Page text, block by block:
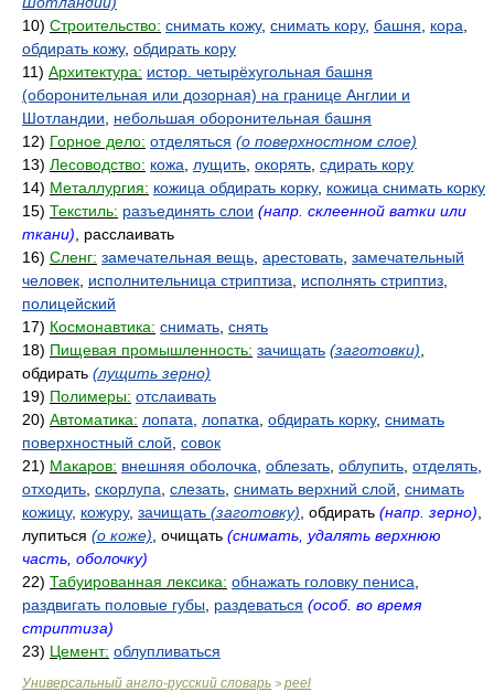
10) Строительство: снимать кожу, снимать кору, башня кора
обдирать кожу, обдирать кору
11) Архитектура: истор. четырёхугольная башня
(оборонительная или дозорная) на границе Англии и
Шотландии
небольшая оборонительная башня
12) Горное дело: отделяться (о поверхностном слое)
13) Лесоводство: кожа лущить окорять сдирать кору
14) Металлургия: кожица обдирать корку, кожица снимать корку
15) Текстиль: разъединять слои (напр. склеенной ватки или
ткани) , расслаивать
16) Сленг: замечательная вещь арестовать замечательный
человек исполнительница стриптиза исполнять стриптиз
полицейский
17) Космонавтика: снимать снять
18) Пищевая промышленность: зачищать (заготовки)
обдирать (лущить зерно)
19) Полимеры: отслаивать
20) Автоматика: лопата лопатка обдирать корку, снимать
поверхностный слой совок
21) Макаров: внешняя оболочка облезать облупить отделять
отходить скорлупа слезать снимать верхний слой снимать
кожицу, кожуру, зачищать (заготовку) , обдирать (напр. зерно)
лупиться (о коже) , очищать (снимать, удалять верхнюю
часть, оболочку)
22) Табуированная лексика: обнажать головку пениса
раздвигать половые губы
раздеваться (особ. во время
стриптиза)
23) Цемент: облупливаться
Универсальный англо-русский словарь > peel